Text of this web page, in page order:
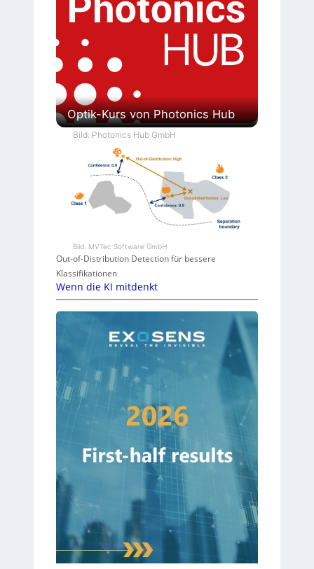
Optik-Kurs von Photonics Hub
Bild: Photonics Hub GmbH
Bild: MVTec Software GmbH
Out-of-Distribution Detection für bessere
Klassifikationen
Wenn die KI mitdenkt